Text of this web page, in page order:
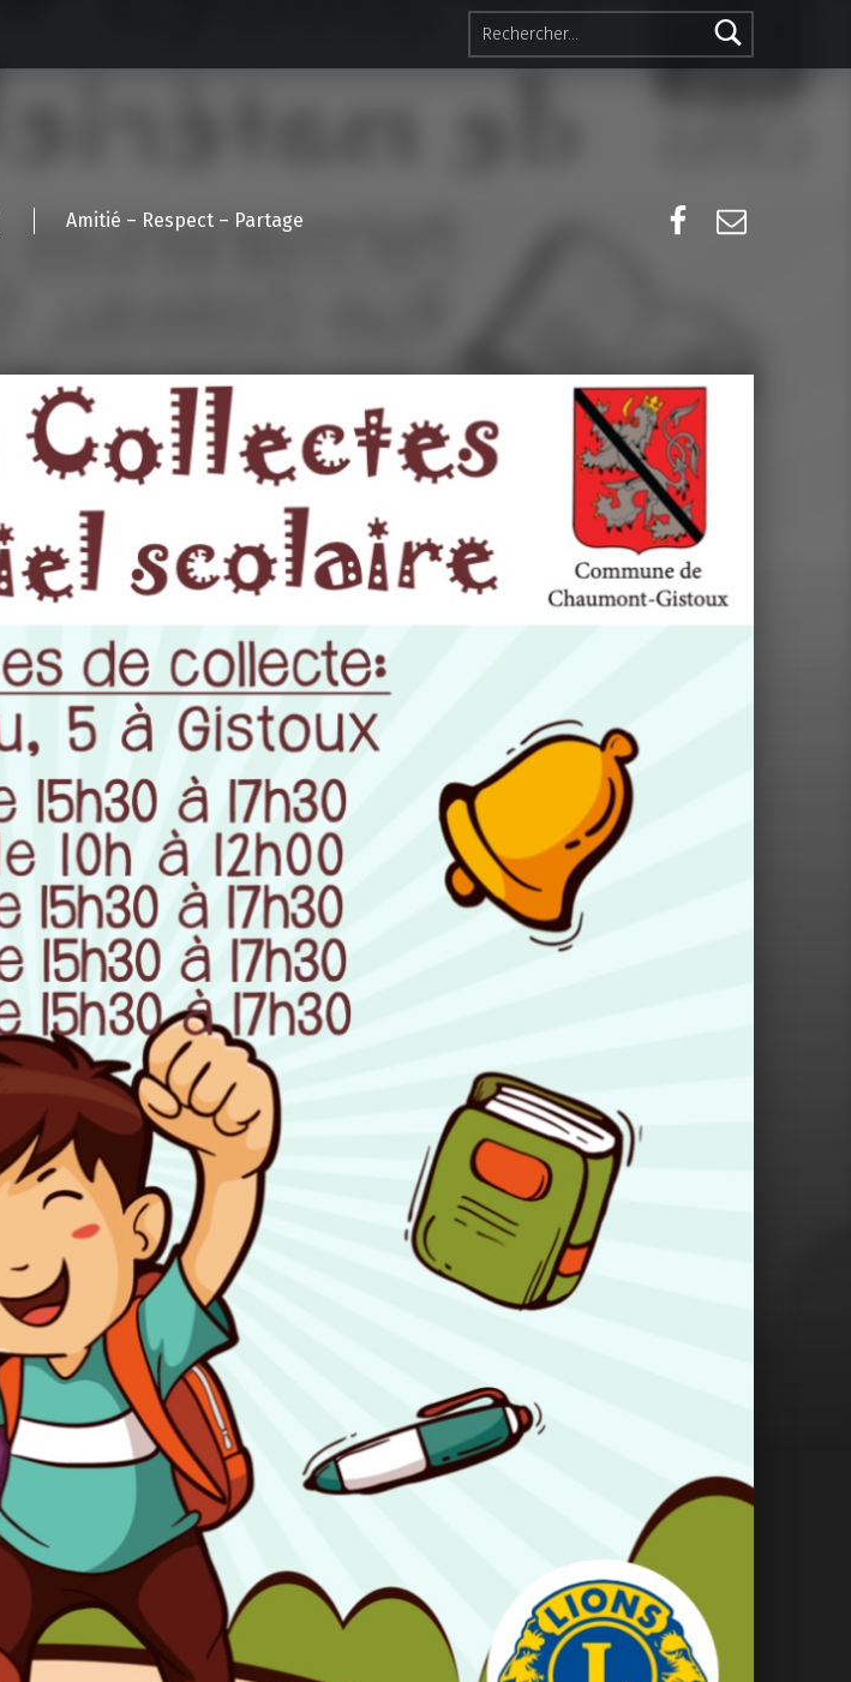
Rechercher :
Amitié – Respect – Partage
Facebook